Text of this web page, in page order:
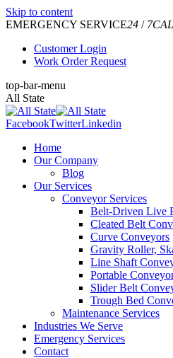
Skip to content
EMERGENCY SERVICE24 / 7
Customer Login
Work Order Request
top-bar-menu
All State
FacebookTwitterLinkedin
Home
Our Company
Blog
Our Services
Conveyor Services
Belt-Driven Live
Cleated Belt
Curve Conveyors
Gravity Roller,
Line Shaft
Portable
Slider Belt
Trough Bed
Maintenance Services
Industries We Serve
Emergency Services
Contact